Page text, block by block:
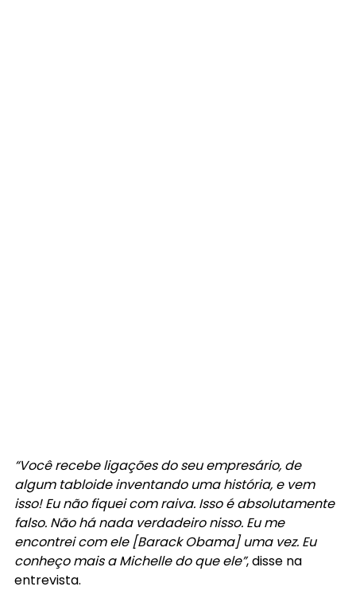
“Você recebe ligações do seu empresário, de
algum tabloide inventando uma história, e vem
isso! Eu não fiquei com raiva. Isso é absolutamente
falso. Não há nada verdadeiro nisso. Eu me
encontrei com ele [Barack Obama] uma vez. Eu
conheço mais a Michelle do que ele”, disse na
entrevista.